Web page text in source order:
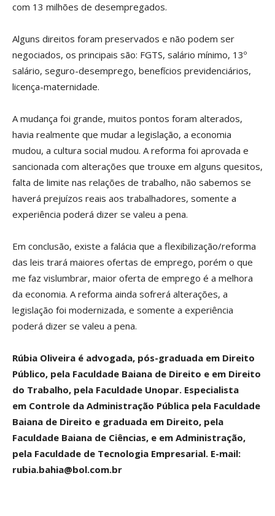
com 13 milhões de desempregados.
Alguns direitos foram preservados e não podem ser
negociados, os principais são: FGTS, salário mínimo, 13º
salário, seguro-desemprego, benefícios previdenciários,
licença-maternidade.
A mudança foi grande, muitos pontos foram alterados,
havia realmente que mudar a legislação, a economia
mudou, a cultura social mudou. A reforma foi aprovada e
sancionada com alterações que trouxe em alguns quesitos,
falta de limite nas relações de trabalho, não sabemos se
haverá prejuízos reais aos trabalhadores, somente a
experiência poderá dizer se valeu a pena.
Em conclusão, existe a falácia que a flexibilização/reforma
das leis trará maiores ofertas de emprego, porém o que
me faz vislumbrar, maior oferta de emprego é a melhora
da economia. A reforma ainda sofrerá alterações, a
legislação foi modernizada, e somente a experiência
poderá dizer se valeu a pena.
Rúbia Oliveira é advogada, pós-graduada em Direito
Público, pela Faculdade Baiana de Direito e em Direito
do Trabalho, pela Faculdade Unopar. Especialista
em Controle da Administração Pública pela Faculdade
Baiana de Direito e graduada em Direito, pela
Faculdade Baiana de Ciências, e em Administração,
pela Faculdade de Tecnologia Empresarial. E-mail:
rubia.bahia@bol.com.br